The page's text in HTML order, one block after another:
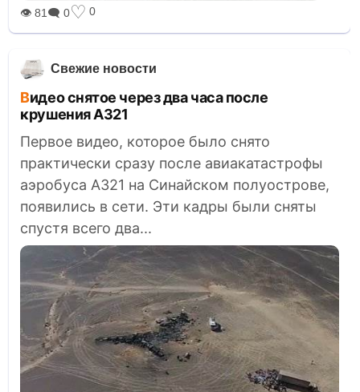
👁 81 🗨 0♡ 0
Свежие новости
Видео снятое через два часа после
крушения А321
Первое видео, которое было снято
практически сразу после авиакатастрофы
аэробуса А321 на Синайском полуострове,
появились в сети. Эти кадры были сняты
спустя всего два...